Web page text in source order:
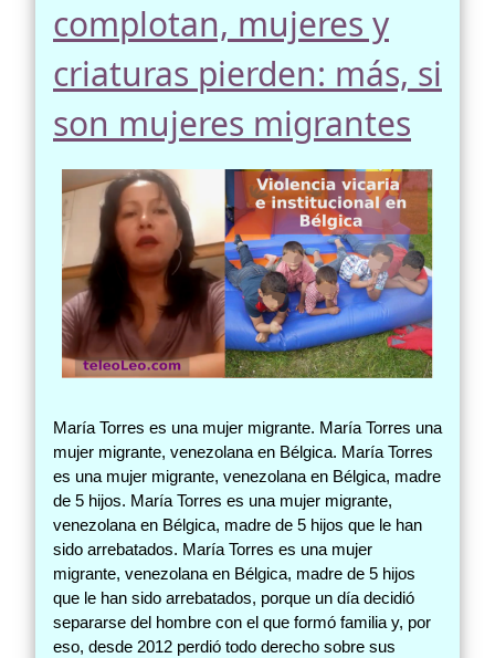
complotan, mujeres y
criaturas pierden: más, si
son mujeres migrantes
María Torres es una mujer migrante. María Torres una
mujer migrante, venezolana en Bélgica. María Torres
es una mujer migrante, venezolana en Bélgica, madre
de 5 hijos. María Torres es una mujer migrante,
venezolana en Bélgica, madre de 5 hijos que le han
sido arrebatados. María Torres es una mujer
migrante, venezolana en Bélgica, madre de 5 hijos
que le han sido arrebatados, porque un día decidió
separarse del hombre con el que formó familia y, por
eso, desde 2012 perdió todo derecho sobre sus